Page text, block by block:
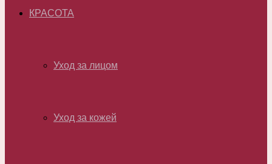
КРАСОТА
Уход за лицом
Уход за кожей